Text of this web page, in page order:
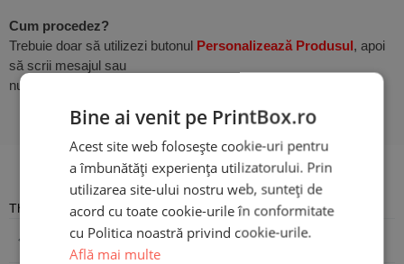
Cum procedez?
Trebuie doar să utilizezi butonul Personalizează Produsul, apoi
să scrii mesajul sau
numele dorit pentru un plus de autenticitate. Atât de simplu!
Recenzii
There are no reviews yet
Adaugă o recenzie
Bine ai venit pe PrintBox.ro
Acest site web folosește cookie-uri pentru
a îmbunătăți experiența utilizatorului. Prin
utilizarea site-ului nostru web, sunteți de
acord cu toate cookie-urile în conformitate
cu Politica noastră privind cookie-urile.
Află mai multe